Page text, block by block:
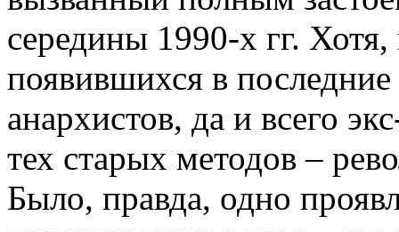
середины 1990-х гг. Хотя,
появившихся в
анархистов, да и всего
тех старых методов –
Было, правда, одно